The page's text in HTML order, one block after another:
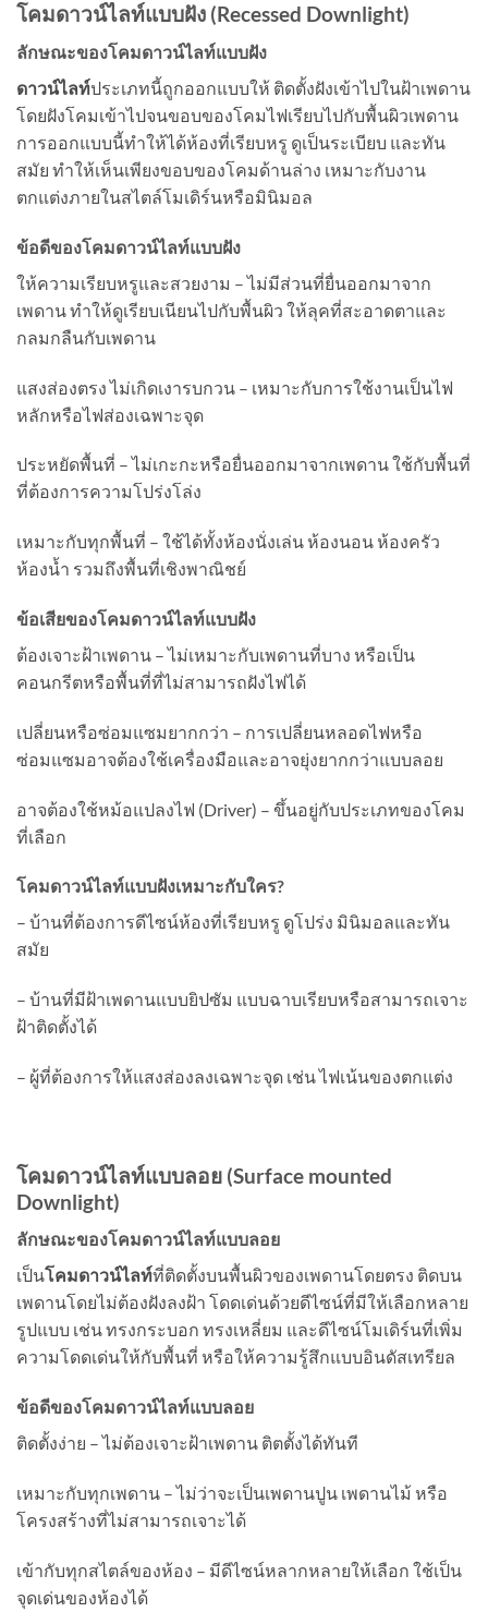
โคมดาวน์ไลท์แบบฝัง (Recessed Downlight)
ลักษณะของโคมดาวน์ไลท์แบบฝัง
ดาวน์ไลท์ประเภทนี้ถูกออกแบบให้ ติดตั้งฝังเข้าไปในฝ้าเพดาน
โดยฝังโคมเข้าไปจนขอบของโคมไฟเรียบไปกับพื้นผิวเพดาน
การออกแบบนี้ทำให้ได้ห้องที่เรียบหรู ดูเป็นระเบียบ และทัน
สมัย ทำให้เห็นเพียงขอบของโคมด้านล่าง เหมาะกับงาน
ตกแต่งภายในสไตล์โมเดิร์นหรือมินิมอล
ข้อดีของโคมดาวน์ไลท์แบบฝัง
ให้ความเรียบหรูและสวยงาม – ไม่มีส่วนที่ยื่นออกมาจาก
เพดาน ทำให้ดูเรียบเนียนไปกับพื้นผิว ให้ลุคที่สะอาดตาและ
กลมกลืนกับเพดาน
แสงส่องตรง ไม่เกิดเงารบกวน – เหมาะกับการใช้งานเป็นไฟ
หลักหรือไฟส่องเฉพาะจุด
ประหยัดพื้นที่ – ไม่เกะกะหรือยื่นออกมาจากเพดาน ใช้กับพื้นที่
ที่ต้องการความโปร่งโล่ง
เหมาะกับทุกพื้นที่ – ใช้ได้ทั้งห้องนั่งเล่น ห้องนอน ห้องครัว
ห้องน้ำ รวมถึงพื้นที่เชิงพาณิชย์
ข้อเสียของโคมดาวน์ไลท์แบบฝัง
ต้องเจาะฝ้าเพดาน – ไม่เหมาะกับเพดานที่บาง หรือเป็น
คอนกรีตหรือพื้นที่ที่ไม่สามารถฝังไฟได้
เปลี่ยนหรือซ่อมแซมยากกว่า – การเปลี่ยนหลอดไฟหรือ
ซ่อมแซมอาจต้องใช้เครื่องมือและอาจยุ่งยากกว่าแบบลอย
อาจต้องใช้หม้อแปลงไฟ (Driver) – ขึ้นอยู่กับประเภทของโคม
ที่เลือก
โคมดาวน์ไลท์แบบฝังเหมาะกับใคร?
– บ้านที่ต้องการดีไซน์ห้องที่เรียบหรู ดูโปร่ง มินิมอลและทัน
สมัย
– บ้านที่มีฝ้าเพดานแบบยิปซัม แบบฉาบเรียบหรือสามารถเจาะ
ฝ้าติดตั้งได้
– ผู้ที่ต้องการให้แสงส่องลงเฉพาะจุด เช่น ไฟเน้นของตกแต่ง
โคมดาวน์ไลท์แบบลอย (Surface mounted
Downlight)
ลักษณะของโคมดาวน์ไลท์แบบลอย
เป็นโคมดาวน์ไลท์ที่ติดตั้งบนพื้นผิวของเพดานโดยตรง ติดบน
เพดานโดยไม่ต้องฝังลงฝ้า โดดเด่นด้วยดีไซน์ที่มีให้เลือกหลาย
รูปแบบ เช่น ทรงกระบอก ทรงเหลี่ยม และดีไซน์โมเดิร์นที่เพิ่ม
ความโดดเด่นให้กับพื้นที่ หรือให้ความรู้สึกแบบอินดัสเทรียล
ข้อดีของโคมดาวน์ไลท์แบบลอย
ติดตั้งง่าย – ไม่ต้องเจาะฝ้าเพดาน ติตตั้งได้ทันที
เหมาะกับทุกเพดาน – ไม่ว่าจะเป็นเพดานปูน เพดานไม้ หรือ
โครงสร้างที่ไม่สามารถเจาะได้
เข้ากับทุกสไตล์ของห้อง – มีดีไซน์หลากหลายให้เลือก ใช้เป็น
จุดเด่นของห้องได้